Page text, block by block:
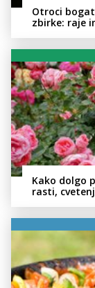
Otroci
zbirke: raje
Kako dolgo
rasti,